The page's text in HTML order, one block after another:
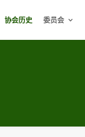
协会历史 委员会